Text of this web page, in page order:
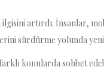
artırdı. İnsanlar,
sürdürme yolunda yeni
konularda sohbet